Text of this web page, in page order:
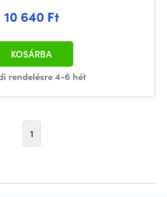
10 640 Ft
rendelésre 4-6 hét
KOSÁRBA
1